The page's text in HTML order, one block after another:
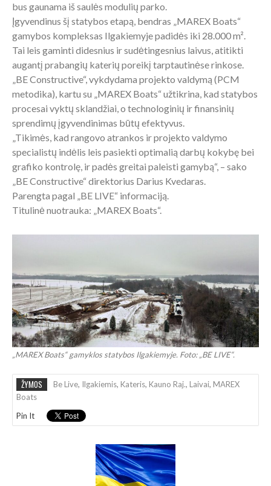
bus gaunama iš saulės modulių parko.
Įgyvendinus šį statybos etapą, bendras „MAREX Boats“
gamybos kompleksas Ilgakiemyje padidės iki 28.000 m².
Tai leis gaminti didesnius ir sudėtingesnius laivus, atitikti
augantį prabangių katerių poreikį tarptautinėse rinkose.
„BE Constructive“, vykdydama projekto valdymą (PCM
metodika), kartu su „MAREX Boats“ užtikrina, kad statybos
procesai vyktų sklandžiai, o technologinių ir finansinių
sprendimų įgyvendinimas būtų efektyvus.
„Tikimės, kad rangovo atrankos ir projekto valdymo
specialistų indėlis leis pasiekti optimalią darbų kokybę bei
grafiko kontrolę, ir padės greitai paleisti gamybą“, – sako
„BE Constructive“ direktorius Darius Kvedaras.
Parengta pagal „BE LIVE“ informaciją.
Titulinė nuotrauka: „MAREX Boats“.
„MAREX Boats“ gamyklos statybos Ilgakiemyje. Foto: „BE LIVE“.
ŽYMOS Be Live, Ilgakiemis, Kateris, Kauno Raj., Laivai, MAREX
Boats
Pin It